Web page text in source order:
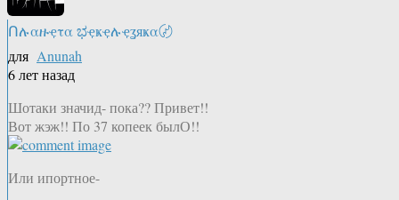
Ոሉαዙҿτα ಭҿҝҿሉҿʓяҝα〄
для Anunah
6 лет назад
Шотаки значид- пока?? Привет!!
Вот жэж!! По 37 копеек былО!!
Или ипортное-